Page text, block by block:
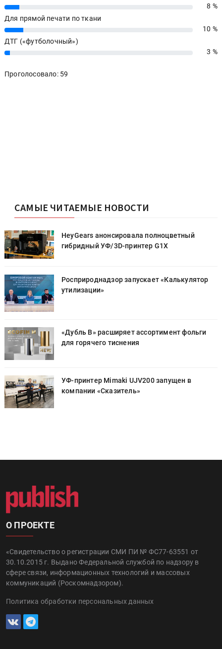
8%
8 %
Для прямой печати по ткани
10%
10 %
ДТГ («футболочный»)
3% 3 %
Проголосовало: 59
САМЫЕ ЧИТАЕМЫЕ НОВОСТИ
HeyGears анонсировала полноцветный
гибридный УФ/3D-принтер G1X
Росприроднадзор запускает «Калькулятор
утилизации»
«Дубль В» расширяет ассортимент фольги
для горячего тиснения
УФ-принтер Mimaki UJV200 запущен в
компании «Сказитель»
О ПРОЕКТЕ
«Свидетельство о регистрации СМИ ПИ № ФС77-63551 от
30.10.2015 г. Выдано Федеральной службой по надзору в
сфере связи, информационных технологий и массовых
коммуникаций (Роскомнадзором).
Политика обработки персональных данных